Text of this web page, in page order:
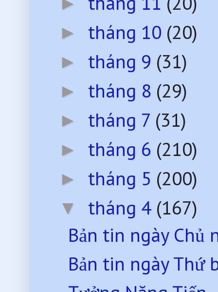
► tháng 10 (20)
► tháng 9 (31)
► tháng 8 (29)
► tháng 7 (31)
► tháng 6 (210)
► tháng 5 (200)
▼ tháng 4 (167)
Bản tin ngày Chủ
Bản tin ngày Thứ